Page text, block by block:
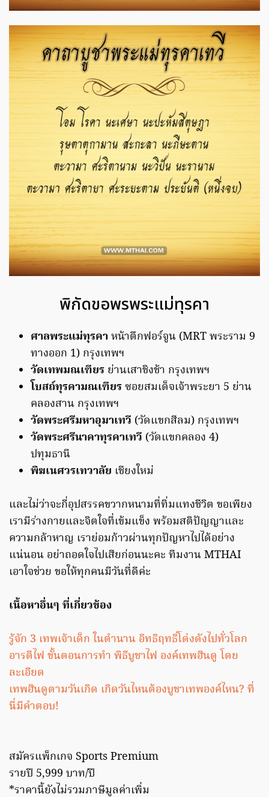
พิกัดขอพรพระแม่ทุรคา
ศาลพระแม่ทุรคาหน้าตึกฟอร์จูน (MRT พระราม 9
ทางออก 1) กรุงเทพฯ
วัดเทพมณเฑียร ย่านเสาชิงช้า กรุงเทพฯ
โบสถ์ทุรคามณเฑียรซอยสมเด็จเจ้าพระยา 5 ย่าน
คลองสาน กรุงเทพฯ
วัดพระศรีมหาอุมาเทวี (วัดแขกสีลม) กรุงเทพฯ
วัดพระศรีนาคาทุรคาเทวี (วัดแขกคลอง 4)
ปทุมธานี
พิฆเนศวรเทวาลัย เชียงใหม่
และไม่ว่าจะกี่อุปสรรคขวากหนามที่ทิ่มแทงชีวิต ขอเพียง
เรามีร่างกายและจิตใจที่เข้มแข็ง พร้อมสติปัญญาและ
ความกล้าหาญ เราย่อมก้าวผ่านทุกปัญหาไปได้อย่าง
แน่นอน อย่าถอดใจไปเสียก่อนนะคะ ทีมงาน MTHAI
เอาใจช่วย ขอให้ทุกคนมีวันที่ดีค่ะ
เนื้อหาอื่นๆ ที่เกี่ยวข้อง
รู้จัก 3 เทพเจ้าเด็ก ในตำนาน อิทธิฤทธิ์โด่งดังไปทั่วโลก
อารตีไฟ ขั้นตอนการทำ พิธีบูชาไฟ องค์เทพฮินดู โดย
ละเอียด
เทพฮินดูตามวันเกิด เกิดวันไหนต้องบูชาเทพองค์ไหน? ที่
นี่มีคำตอบ!
สมัครแพ็กเกจ Sports Premium
รายปี 5,999 บาท/ปี
*ราคานี้ยังไม่รวมภาษีมูลค่าเพิ่ม